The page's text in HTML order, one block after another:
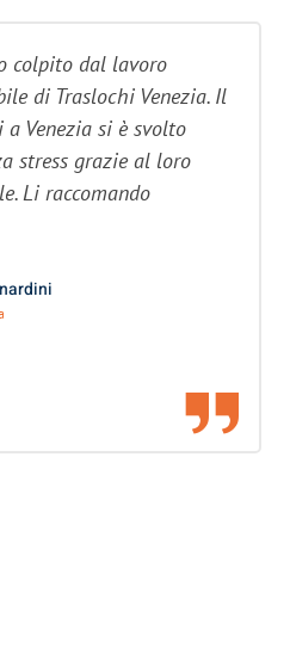
colpito dal lavoro
di Traslochi Venezia. Il
Venezia si è svolto
stress grazie al loro
Li raccomando